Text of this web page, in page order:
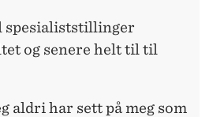
spesialiststillinger
og senere helt til til
aldri har sett på meg som